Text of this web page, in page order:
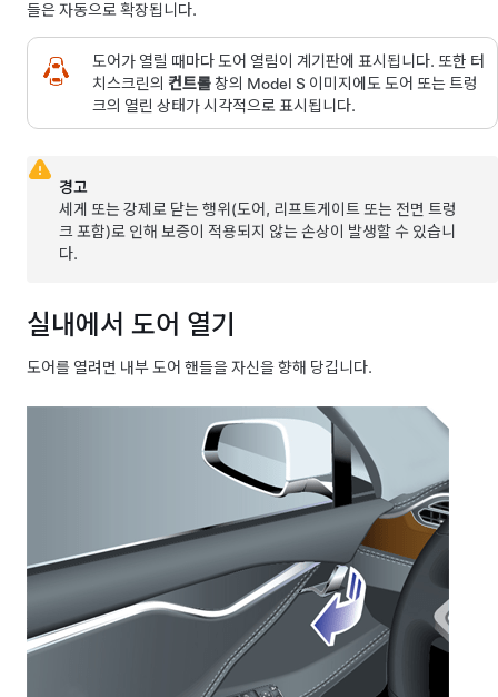
들은 자동으로 확장됩니다.
도어가 열릴 때마다 도어 열림이 계기판에 표시됩니다. 또한 터
치스크린의 컨트롤 창의 Model S 이미지에도 도어 또는 트렁
크의 열린 상태가 시각적으로 표시됩니다.
경고
세게 또는 강제로 닫는 행위(도어, 리프트게이트 또는 전면 트렁
크 포함)로 인해 보증이 적용되지 않는 손상이 발생할 수 있습니
다.
실내에서 도어 열기
도어를 열려면 내부 도어 핸들을 자신을 향해 당깁니다.